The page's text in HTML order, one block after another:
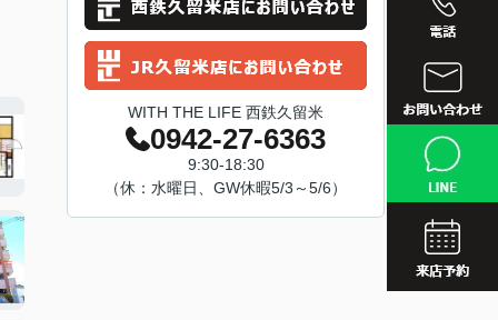
西鉄久
JR久留
西鉄久
JR久留
WITH THE LIFE 西鉄久留米
0942-27-6363
9:30-18:30
（休：水曜日、GW休暇5/3～5/6）